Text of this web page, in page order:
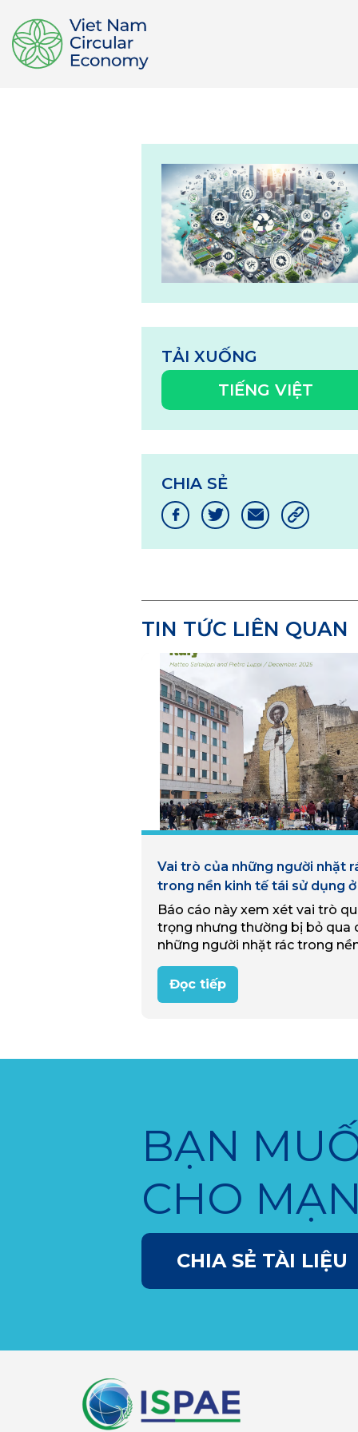
TẢI XUỐNG
TIẾNG VIỆT
CHIA SẺ
TIN TỨC LIÊN QUAN
Vai trò của những người nhặt
trong nền kinh tế tái sử dụng ở
Báo cáo này xem xét vai trò
trọng nhưng thường bị bỏ qua
những người nhặt rác trong
economy). Thông qua nghiên
cứu…
Đọc tiếp
BẠN
CHO
CHIA SẺ TÀI LIỆU